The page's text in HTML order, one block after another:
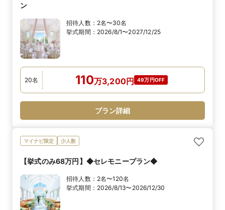
ン
招待人数： 2名〜30名
挙式期間： 2026/8/1〜2027/12/25
20名 110万3,200円 49万円OFF
プラン詳細
マイナビ限定 少人数
【挙式のみ68万円】◆セレモニープラン◆
招待人数： 2名〜120名
挙式期間： 2026/8/13〜2026/12/30